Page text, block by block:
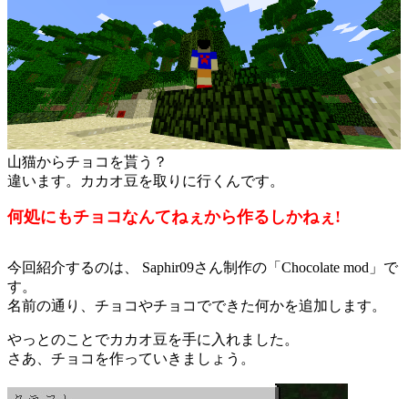
山猫からチョコを貰う？
違います。カカオ豆を取りに行くんです。
何処にもチョコなんてねぇから作るしかねぇ!
今回紹介するのは、 Saphir09さん制作の「Chocolate mod」で
す。
名前の通り、チョコやチョコでできた何かを追加します。
やっとのことでカカオ豆を手に入れました。
さあ、チョコを作っていきましょう。